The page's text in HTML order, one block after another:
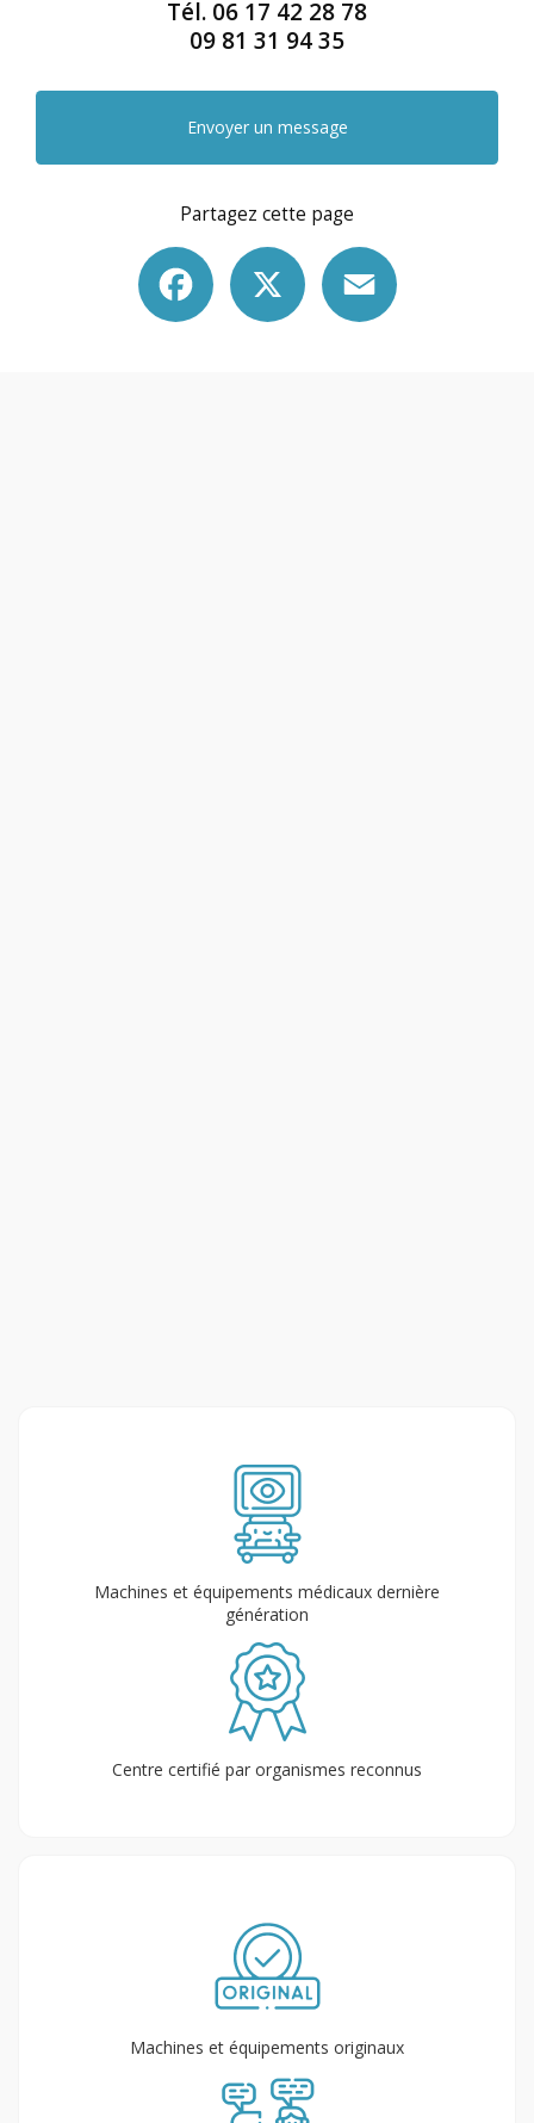
Tél. 06 17 42 28 78
09 81 31 94 35
Envoyer un message
Partagez cette page
Facebook
Machines et équipements médicaux dernière
génération
Centre certifié par organismes reconnus
Machines et équipements originaux